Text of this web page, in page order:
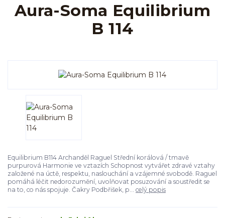
Aura-Soma Equilibrium
B 114
Equilibrium B114 Archanděl Raguel Střední korálová / tmavě
purpurová Harmonie ve vztazích Schopnost vytvářet zdravé vztahy
založené na úctě, respektu, naslouchání a vzájemné svobodě. Raguel
pomáhá léčit nedorozumění, uvolňovat posuzování a soustředit se
na to, co nás spojuje. Čakry Podbřišek, p... celý popis